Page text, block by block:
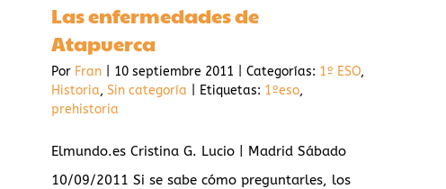
Las enfermedades de
Atapuerca
Por Fran 10 septiembre 2011 Categorías: 1º ESO,
Historia, Sin categoría Etiquetas: 1ºeso,
prehistoria
Elmundo.es Cristina G. Lucio | Madrid Sábado
10/09/2011 Si se sabe cómo preguntarles, los